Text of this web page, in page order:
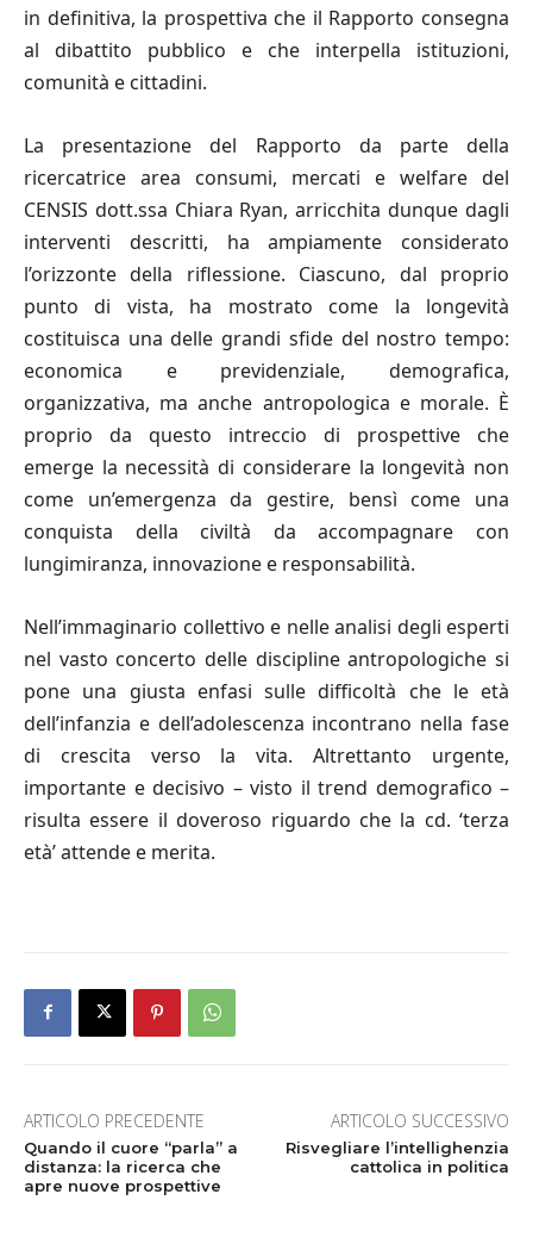
in definitiva, la prospettiva che il Rapporto consegna
al dibattito pubblico e che interpella istituzioni,
comunità e cittadini.
La presentazione del Rapporto da parte della
ricercatrice area consumi, mercati e welfare del
CENSIS dott.ssa Chiara Ryan, arricchita dunque dagli
interventi descritti, ha ampiamente considerato
l’orizzonte della riflessione. Ciascuno, dal proprio
punto di vista, ha mostrato come la longevità
costituisca una delle grandi sfide del nostro tempo:
economica e previdenziale, demografica,
organizzativa, ma anche antropologica e morale. È
proprio da questo intreccio di prospettive che
emerge la necessità di considerare la longevità non
come un’emergenza da gestire, bensì come una
conquista della civiltà da accompagnare con
lungimiranza, innovazione e responsabilità.
Nell’immaginario collettivo e nelle analisi degli esperti
nel vasto concerto delle discipline antropologiche si
pone una giusta enfasi sulle difficoltà che le età
dell’infanzia e dell’adolescenza incontrano nella fase
di crescita verso la vita. Altrettanto urgente,
importante e decisivo – visto il trend demografico –
risulta essere il doveroso riguardo che la cd. ‘terza
età’ attende e merita.
ARTICOLO PRECEDENTE
Quando il cuore “parla” a
distanza: la ricerca che
apre nuove prospettive
ARTICOLO SUCCESSIVO
Risvegliare l’intellighenzia
cattolica in politica